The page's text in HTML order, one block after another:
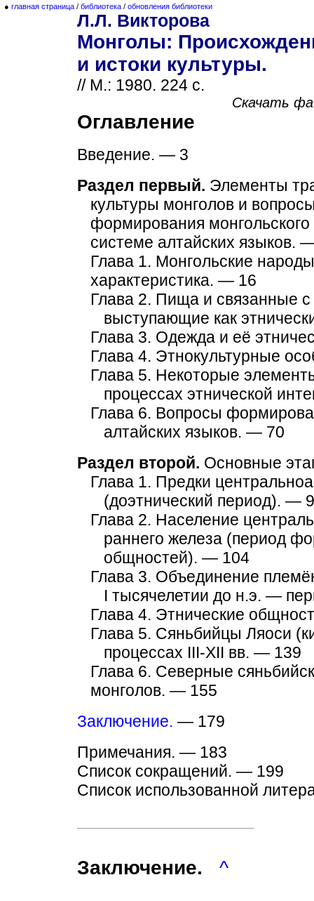
● главная страница / библиотека / обновления библиотеки
Л.Л. Викторова
Монголы:
и истоки культуры.
// М.: 1980. 224 с.
Скачать
Оглавление
Введение. — 3
Раздел первый. Элементы
культуры монголов и
формирования
системе алтайских языков.
Глава 1. Монгольские
характеристика. — 16
Глава 2. Пища и связанные
выступающие как
Глава 3. Одежда и её
Глава 4. Этнокультурные
Глава 5. Некоторые
процессах этнической
Глава 6. Вопросы
алтайских языков. — 70
Раздел второй. Основные
Глава 1. Предки
(доэтнический период). —
Глава 2. Население
раннего железа (период
общностей). — 104
Глава 3. Объединение
I тысячелетии до н.э. —
Глава 4. Этнические
Глава 5. Сяньбийцы Ляоси
процессах III-XII вв. — 139
Глава 6. Северные
монголов. — 155
Заключение. — 179
Примечания. — 183
Список сокращений. — 199
Список использованной
Заключение. ^